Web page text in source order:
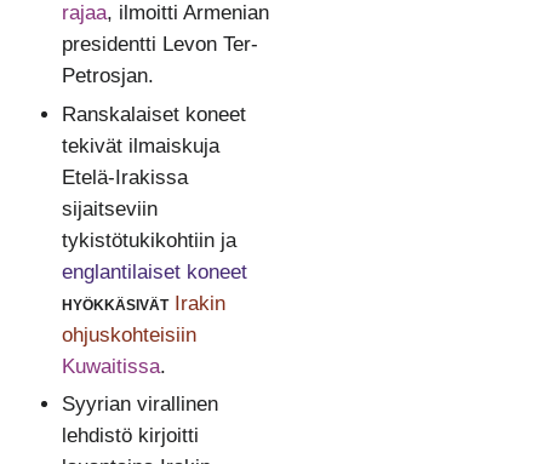
rajaa, ilmoitti Armenian
presidentti Levon Ter-
Petrosjan.
Ranskalaiset koneet
tekivät ilmaiskuja
Etelä-Irakissa
sijaitseviin
tykistötukikohtiin ja
englantilaiset koneet
hyökkäsivät Irakin
ohjuskohteisiin
Kuwaitissa.
Syyrian virallinen
lehdistö kirjoitti